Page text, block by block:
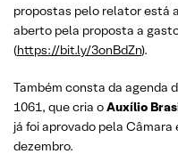
propostas pelo relator está
aberto pela proposta a
(https://bit.ly/3onBdZn).
Também consta da agenda
1061, que cria oAuxílio
já foi aprovado pela
dezembro.